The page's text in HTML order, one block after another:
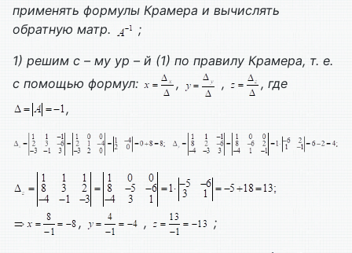
применять формулы Крамера и вычислять
обратную матр.
;
1) решим с – му ур – й (1) по правилу Крамера, т. е.
с помощью формул:
, ,
, где
,
, , ;